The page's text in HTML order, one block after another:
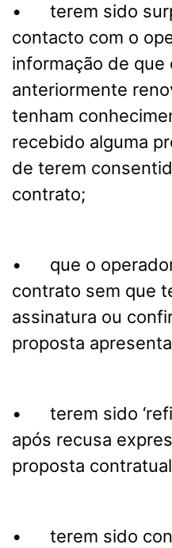
• terem sido
contacto com o
informação de
anteriormente
tenham
recebido alguma
de terem
contrato;
• que o operador
contrato sem que
assinatura ou
proposta
• terem sido
após recusa
proposta
• terem sido